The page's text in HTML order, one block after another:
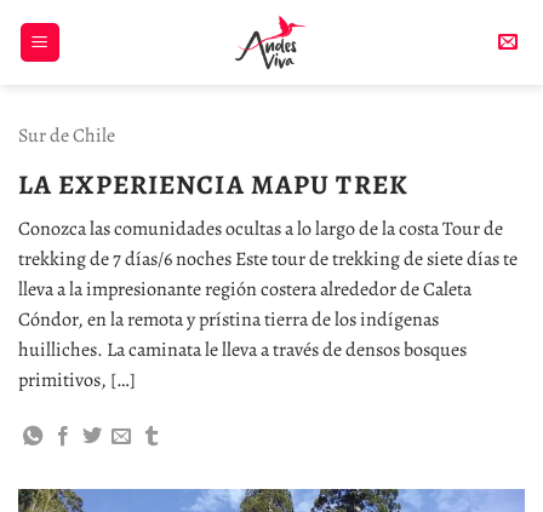
Sur de Chile
LA EXPERIENCIA MAPU TREK
Conozca las comunidades ocultas a lo largo de la costa Tour de
trekking de 7 días/6 noches Este tour de trekking de siete días te
lleva a la impresionante región costera alrededor de Caleta
Cóndor, en la remota y prístina tierra de los indígenas
huilliches. La caminata le lleva a través de densos bosques
primitivos, […]